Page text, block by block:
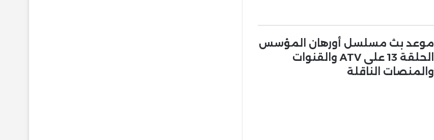
موعد بث مسلسل أورهان المؤسس
الحلقة 13 على ATV والقنوات
والمنصات الناقلة